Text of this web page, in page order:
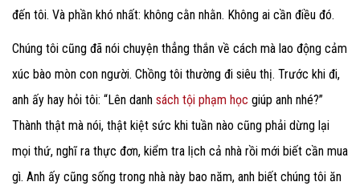
đến tôi. Và phần khó nhất: không cằn nhằn. Không ai cần điều đó.
Chúng tôi cũng đã nói chuyện thẳng thắn về cách mà lao động cảm
xúc bào mòn con người. Chồng tôi thường đi siêu thị. Trước khi đi,
anh ấy hay hỏi tôi: “Lên danh sách tội phạm học giúp anh nhé?”
Thành thật mà nói, thật kiệt sức khi tuần nào cũng phải dừng lại
mọi thứ, nghĩ ra thực đơn, kiểm tra lịch cả nhà rồi mới biết cần mua
gì. Anh ấy cũng sống trong nhà này bao năm, anh biết chúng tôi ăn